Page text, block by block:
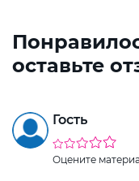
оставьте
Гость
Оцените